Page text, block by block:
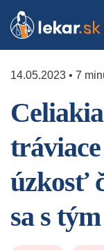
14.05.2023 • 7
úzkosť
sa s